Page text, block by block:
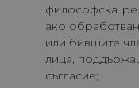
философска,
ако
или бившите
лица,
съгласие;